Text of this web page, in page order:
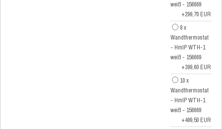
weiß - 156669
+299,70 EUR
8 x
Wandthermostat
- HmIP WTH-1
weiß - 156669
+399,60 EUR
10 x
Wandthermostat
- HmIP WTH-1
weiß - 156669
+499,50 EUR